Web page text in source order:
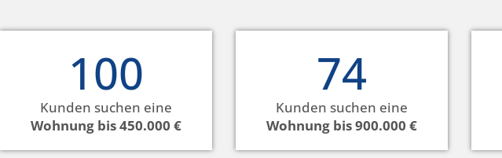
100
Kunden suchen eine
Wohnung bis 450.000 €
74
Kunden suchen eine
Wohnung bis 900.000 €